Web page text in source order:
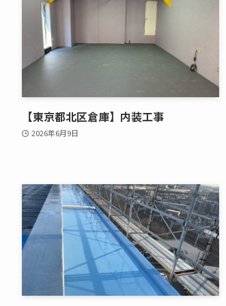
【東京都北区倉庫】内装工事
2026年6月9日